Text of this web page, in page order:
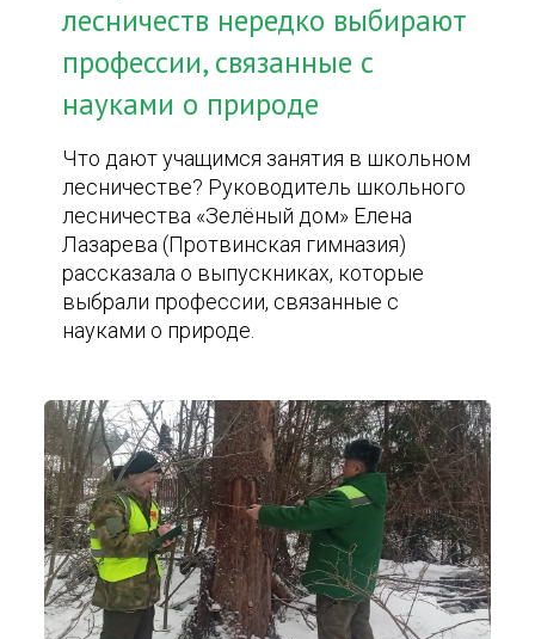
лесничеств нередко выбирают
профессии, связанные с
науками о природе
Что дают учащимся занятия в школьном
лесничестве? Руководитель школьного
лесничества «Зелёный дом» Елена
Лазарева (Протвинская гимназия)
рассказала о выпускниках, которые
выбрали профессии, связанные с
науками о природе.